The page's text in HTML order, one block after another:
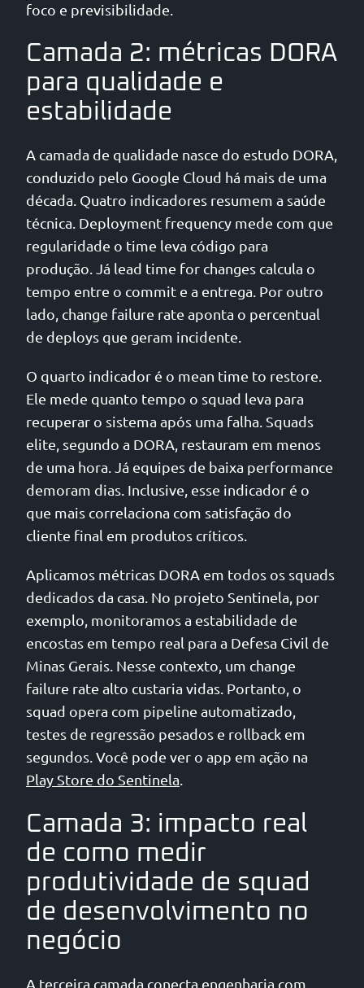
foco e previsibilidade.
Camada 2: métricas DORA
para qualidade e
estabilidade
A camada de qualidade nasce do estudo DORA,
conduzido pelo Google Cloud há mais de uma
década. Quatro indicadores resumem a saúde
técnica. Deployment frequency mede com que
regularidade o time leva código para
produção. Já lead time for changes calcula o
tempo entre o commit e a entrega. Por outro
lado, change failure rate aponta o percentual
de deploys que geram incidente.
O quarto indicador é o mean time to restore.
Ele mede quanto tempo o squad leva para
recuperar o sistema após uma falha. Squads
elite, segundo a DORA, restauram em menos
de uma hora. Já equipes de baixa performance
demoram dias. Inclusive, esse indicador é o
que mais correlaciona com satisfação do
cliente final em produtos críticos.
Aplicamos métricas DORA em todos os squads
dedicados da casa. No projeto Sentinela, por
exemplo, monitoramos a estabilidade de
encostas em tempo real para a Defesa Civil de
Minas Gerais. Nesse contexto, um change
failure rate alto custaria vidas. Portanto, o
squad opera com pipeline automatizado,
testes de regressão pesados e rollback em
segundos. Você pode ver o app em ação na
Play Store do Sentinela.
Camada 3: impacto real
de como medir
produtividade de squad
de desenvolvimento no
negócio
A terceira camada conecta engenharia com